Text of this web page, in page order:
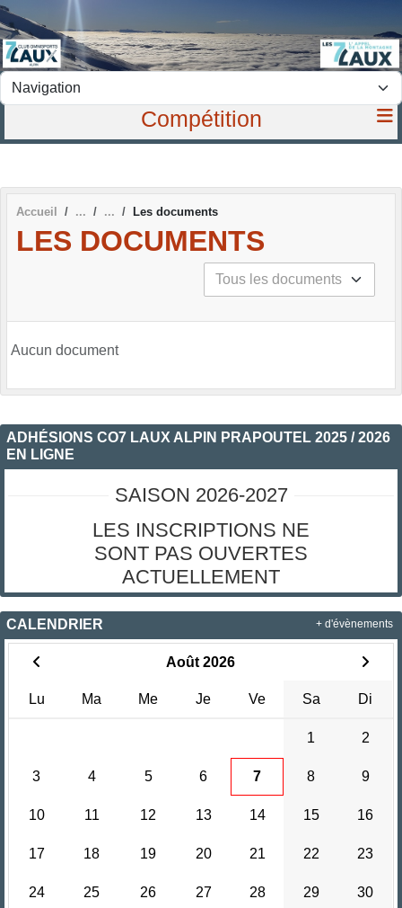
Compétition
Accueil Les documents
LES DOCUMENTS
Aucun document
ADHÉSIONS CO7 LAUX ALPIN PRAPOUTEL 2025 / 2026
EN LIGNE
SAISON 2026-2027
LES INSCRIPTIONS NE
SONT PAS OUVERTES
ACTUELLEMENT
CALENDRIER
Août 2026
Lu Ma Me Je Ve Sa Di
1 2
3 4 5 6 7 8 9
10 11 12 13 14 15 16
17 18 19 20 21 22 23
24 25 26 27 28 29 30
+ d'évènements
Panneau de gestion des cookies